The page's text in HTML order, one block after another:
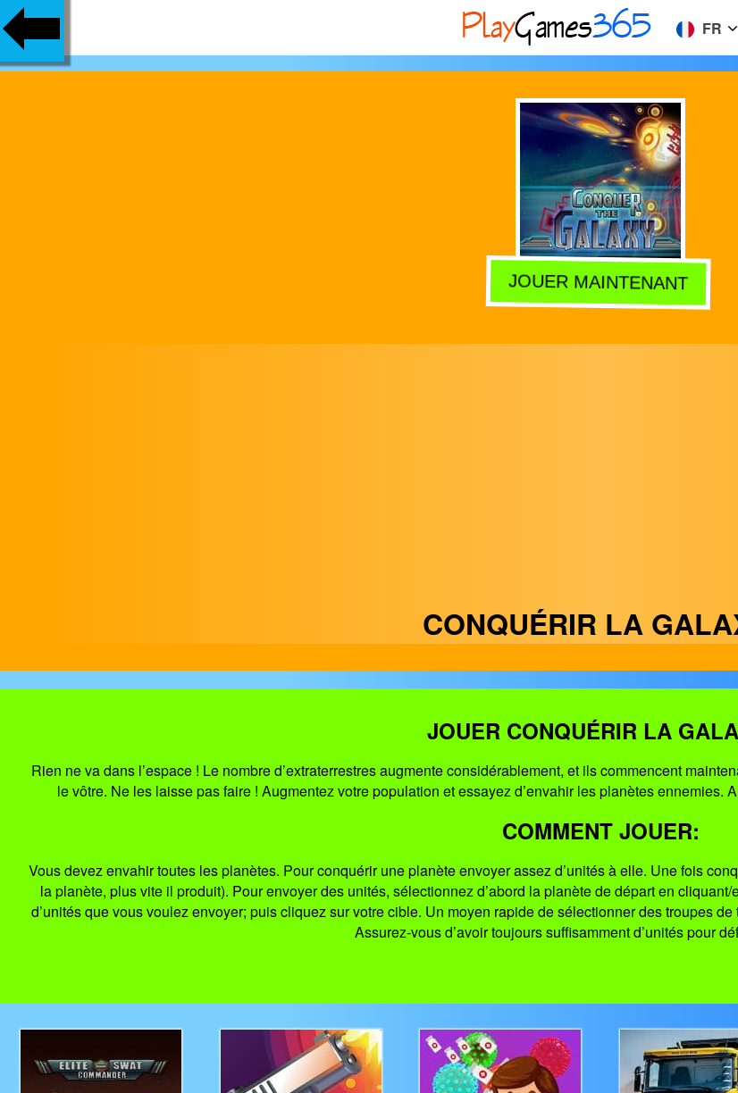
FR
JOUER MAINTENANT
CONQUÉRIR LA
JOUER CONQUÉRIR LA
Rien ne va dans l’espace ! Le nombre d’extraterrestres augmente considérablement, et ils commencent
le vôtre. Ne les laisse pas faire ! Augmentez votre population et essayez d’envahir les planètes ennemies.
COMMENT JOUER:
Vous devez envahir toutes les planètes. Pour conquérir une planète envoyer assez d’unités à elle. Une fois
la planète, plus vite il produit). Pour envoyer des unités, sélectionnez d’abord la planète de départ en
d’unités que vous voulez envoyer; puis cliquez sur votre cible. Un moyen rapide de sélectionner des troupes
Assurez-vous d’avoir toujours suffisamment d’unités pour